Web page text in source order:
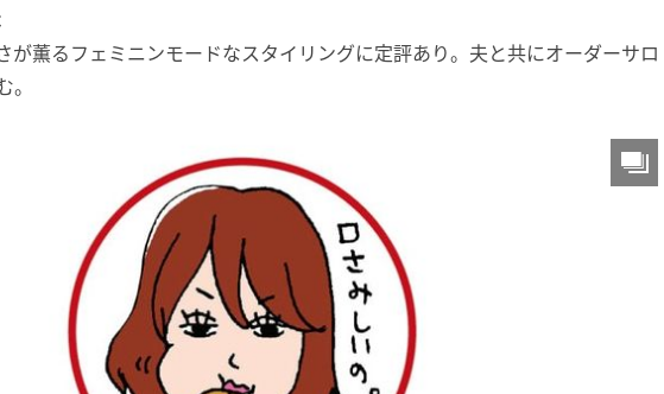
が薫るフェミニンモードなスタイリングに定評あり。夫と共にオーダーサロ